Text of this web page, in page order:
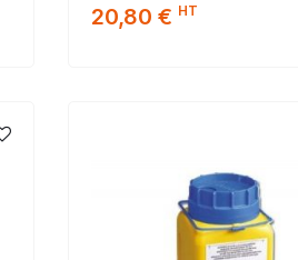
20,80 € HT